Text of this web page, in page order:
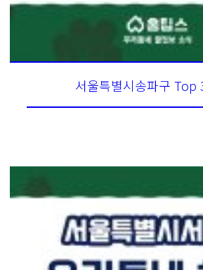
서울특별시송파구 Top